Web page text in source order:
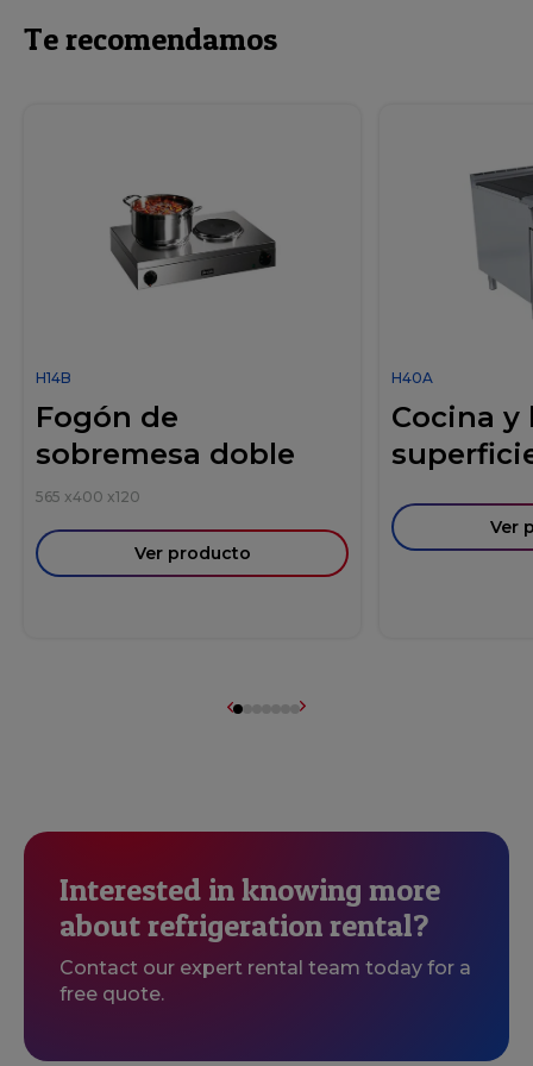
Te recomendamos
H14B
Fogón de
sobremesa doble
565 x400 x120
Ver producto
H40A
Cocina y
Ver
Interested in knowing more
about refrigeration rental?
Contact our expert rental team today for a
free quote.